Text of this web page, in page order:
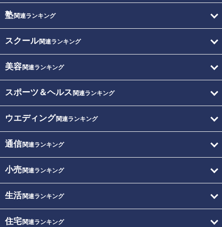
塾関連ランキング
スクール関連ランキング
美容関連ランキング
スポーツ＆ヘルス 関連ランキング
ウエディング関連ランキング
通信関連ランキング
小売関連ランキング
生活関連ランキング
住宅関連ランキング